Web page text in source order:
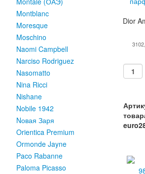
Montblanc
Moresque
Moschino
Naomi Campbell
Narciso Rodriguez
Nasomatto
Nina Ricci
Nishane
Nobile 1942
Nовая Заря
Orientica Premium
Ormonde Jayne
Paco Rabanne
Paloma Picasso
Dior